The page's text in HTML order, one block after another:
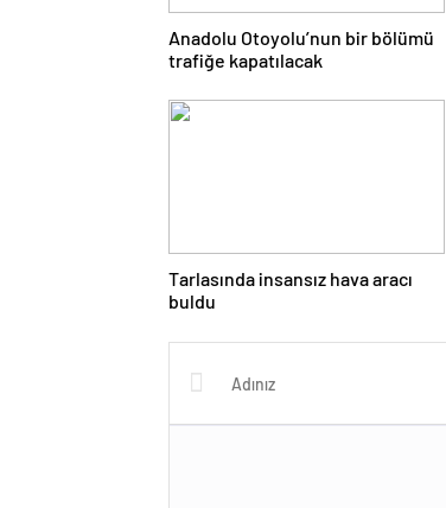
Anadolu Otoyolu’nun bir bölümü
trafiğe kapatılacak
Tarlasında insansız hava aracı
buldu